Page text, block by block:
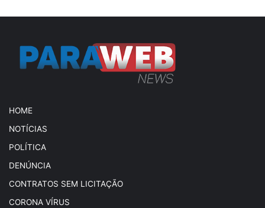
HOME
NOTÍCIAS
POLÍTICA
DENÚNCIA
CONTRATOS SEM LICITAÇÃO
CORONA VÍRUS